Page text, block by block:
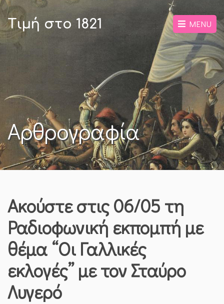
Τιμή στο 1821 MENU
Αρθρογραφία
Aκούστε στις 06/05 τη
Ραδιοφωνική εκπομπή με
θέμα “Οι Γαλλικές
εκλογές” με τον Σταύρο
Λυγερό